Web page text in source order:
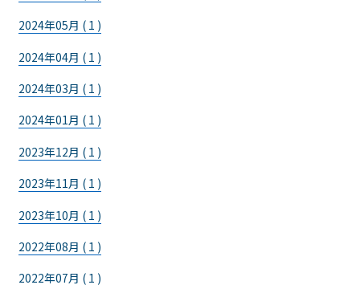
2024年05月 ( 1 )
2024年04月 ( 1 )
2024年03月 ( 1 )
2024年01月 ( 1 )
2023年12月 ( 1 )
2023年11月 ( 1 )
2023年10月 ( 1 )
2022年08月 ( 1 )
2022年07月 ( 1 )